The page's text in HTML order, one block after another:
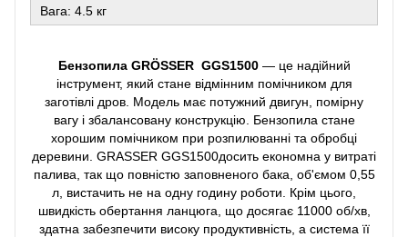
Вага: 4.5 кг
Бензопила GRÖSSER GGS1500 — це надійний
інструмент, який стане відмінним помічником для
заготівлі дров. Модель має потужний двигун, помірну
вагу і збалансовану конструкцію. Бензопила стане
хорошим помічником при розпилюванні та обробці
деревини. GRASSER GGS1500досить економна у витраті
палива, так що повністю заповненого бака, об'ємом 0,55
л, вистачить не на одну годину роботи. Крім цього,
швидкість обертання ланцюга, що досягає 11000 об/хв,
здатна забезпечити високу продуктивність, а система її